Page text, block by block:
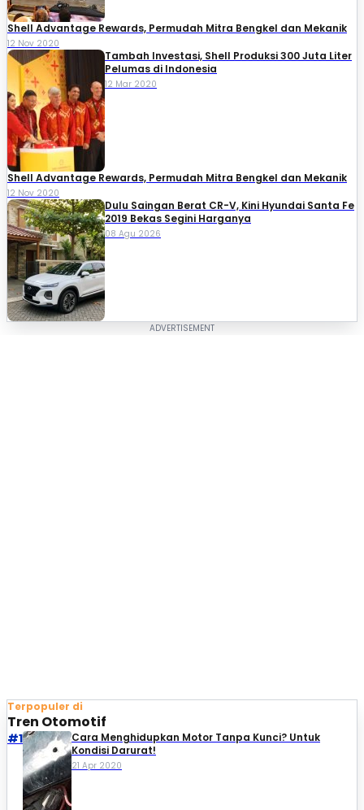
Shell Advantage Rewards, Permudah Mitra Bengkel dan Mekanik
12 Nov 2020
Tambah Investasi, Shell Produksi 300 Juta Liter
Pelumas di Indonesia
12 Mar 2020
Shell Advantage Rewards, Permudah Mitra Bengkel dan Mekanik
12 Nov 2020
Dulu Saingan Berat CR-V, Kini Hyundai Santa Fe
2019 Bekas Segini Harganya
08 Agu 2026
Terpopuler di
Tren Otomotif
#1
Cara Menghidupkan Motor Tanpa Kunci? Untuk
Kondisi Darurat!
21 Apr 2020